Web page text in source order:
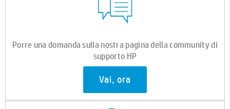
Porre una domanda sulla nostra pagina della community di
supporto HP
Vai, ora